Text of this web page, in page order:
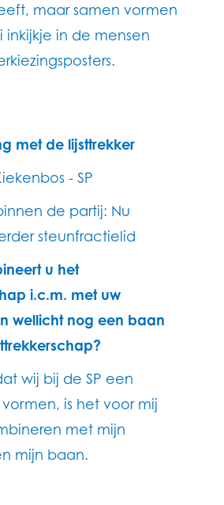
maar samen vormen
inkijkje in de mensen
met de lijsttrekker
- SP
de partij: Nu
steunfractielid
u het
i.c.m. met uw
wellicht nog een baan
wij bij de SP een
is het voor mij
met mijn
mijn baan.